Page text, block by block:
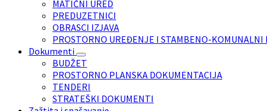
MATIČNI URED
PREDUZETNICI
OBRASCI IZJAVA
PROSTORNO UREĐENJE I STAMBENO-KOMUNALNI
Dokumenti
BUDŽET
PROSTORNO PLANSKA DOKUMENTACIJA
TENDERI
STRATEŠKI DOKUMENTI